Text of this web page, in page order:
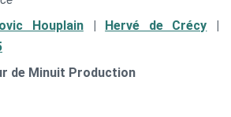
Houplain| Hervé de Crécy
de Minuit Production